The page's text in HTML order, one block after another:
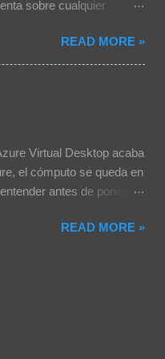
sobre cualquier
o hardware certificado, y
Esa arquitectura tenía
creaba una fricción
READ MORE »
Virtual Desktop acaba
el cómputo se queda en
antes de ponerse
sin respuesta:
a través de
en public preview hace
READ MORE »